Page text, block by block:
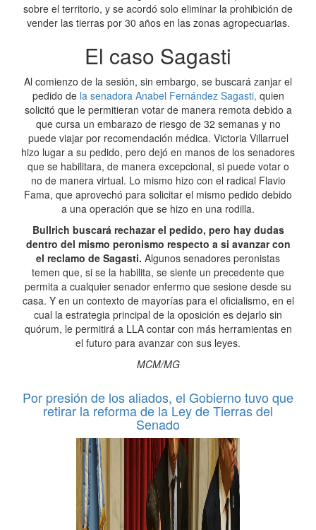
sobre el territorio, y se acordó solo eliminar la prohibición de
vender las tierras por 30 años en las zonas agropecuarias.
El caso Sagasti
Al comienzo de la sesión, sin embargo, se buscará zanjar el
pedido de la senadora Anabel Fernández Sagasti, quien
solicitó que le permitieran votar de manera remota debido a
que cursa un embarazo de riesgo de 32 semanas y no
puede viajar por recomendación médica. Victoria Villarruel
hizo lugar a su pedido, pero dejó en manos de los senadores
que se habilitara, de manera excepcional, si puede votar o
no de manera virtual. Lo mismo hizo con el radical Flavio
Fama, que aprovechó para solicitar el mismo pedido debido
a una operación que se hizo en una rodilla.
Bullrich buscará rechazar el pedido, pero hay dudas
dentro del mismo peronismo respecto a si avanzar con
el reclamo de Sagasti. Algunos senadores peronistas
temen que, si se la habilita, se siente un precedente que
permita a cualquier senador enfermo que sesione desde su
casa. Y en un contexto de mayorías para el oficialismo, en el
cual la estrategia principal de la oposición es dejarlo sin
quórum, le permitirá a LLA contar con más herramientas en
el futuro para avanzar con sus leyes.
MCM/MG
Por presión de los aliados, el Gobierno tuvo que
retirar la reforma de la Ley de Tierras del
Senado